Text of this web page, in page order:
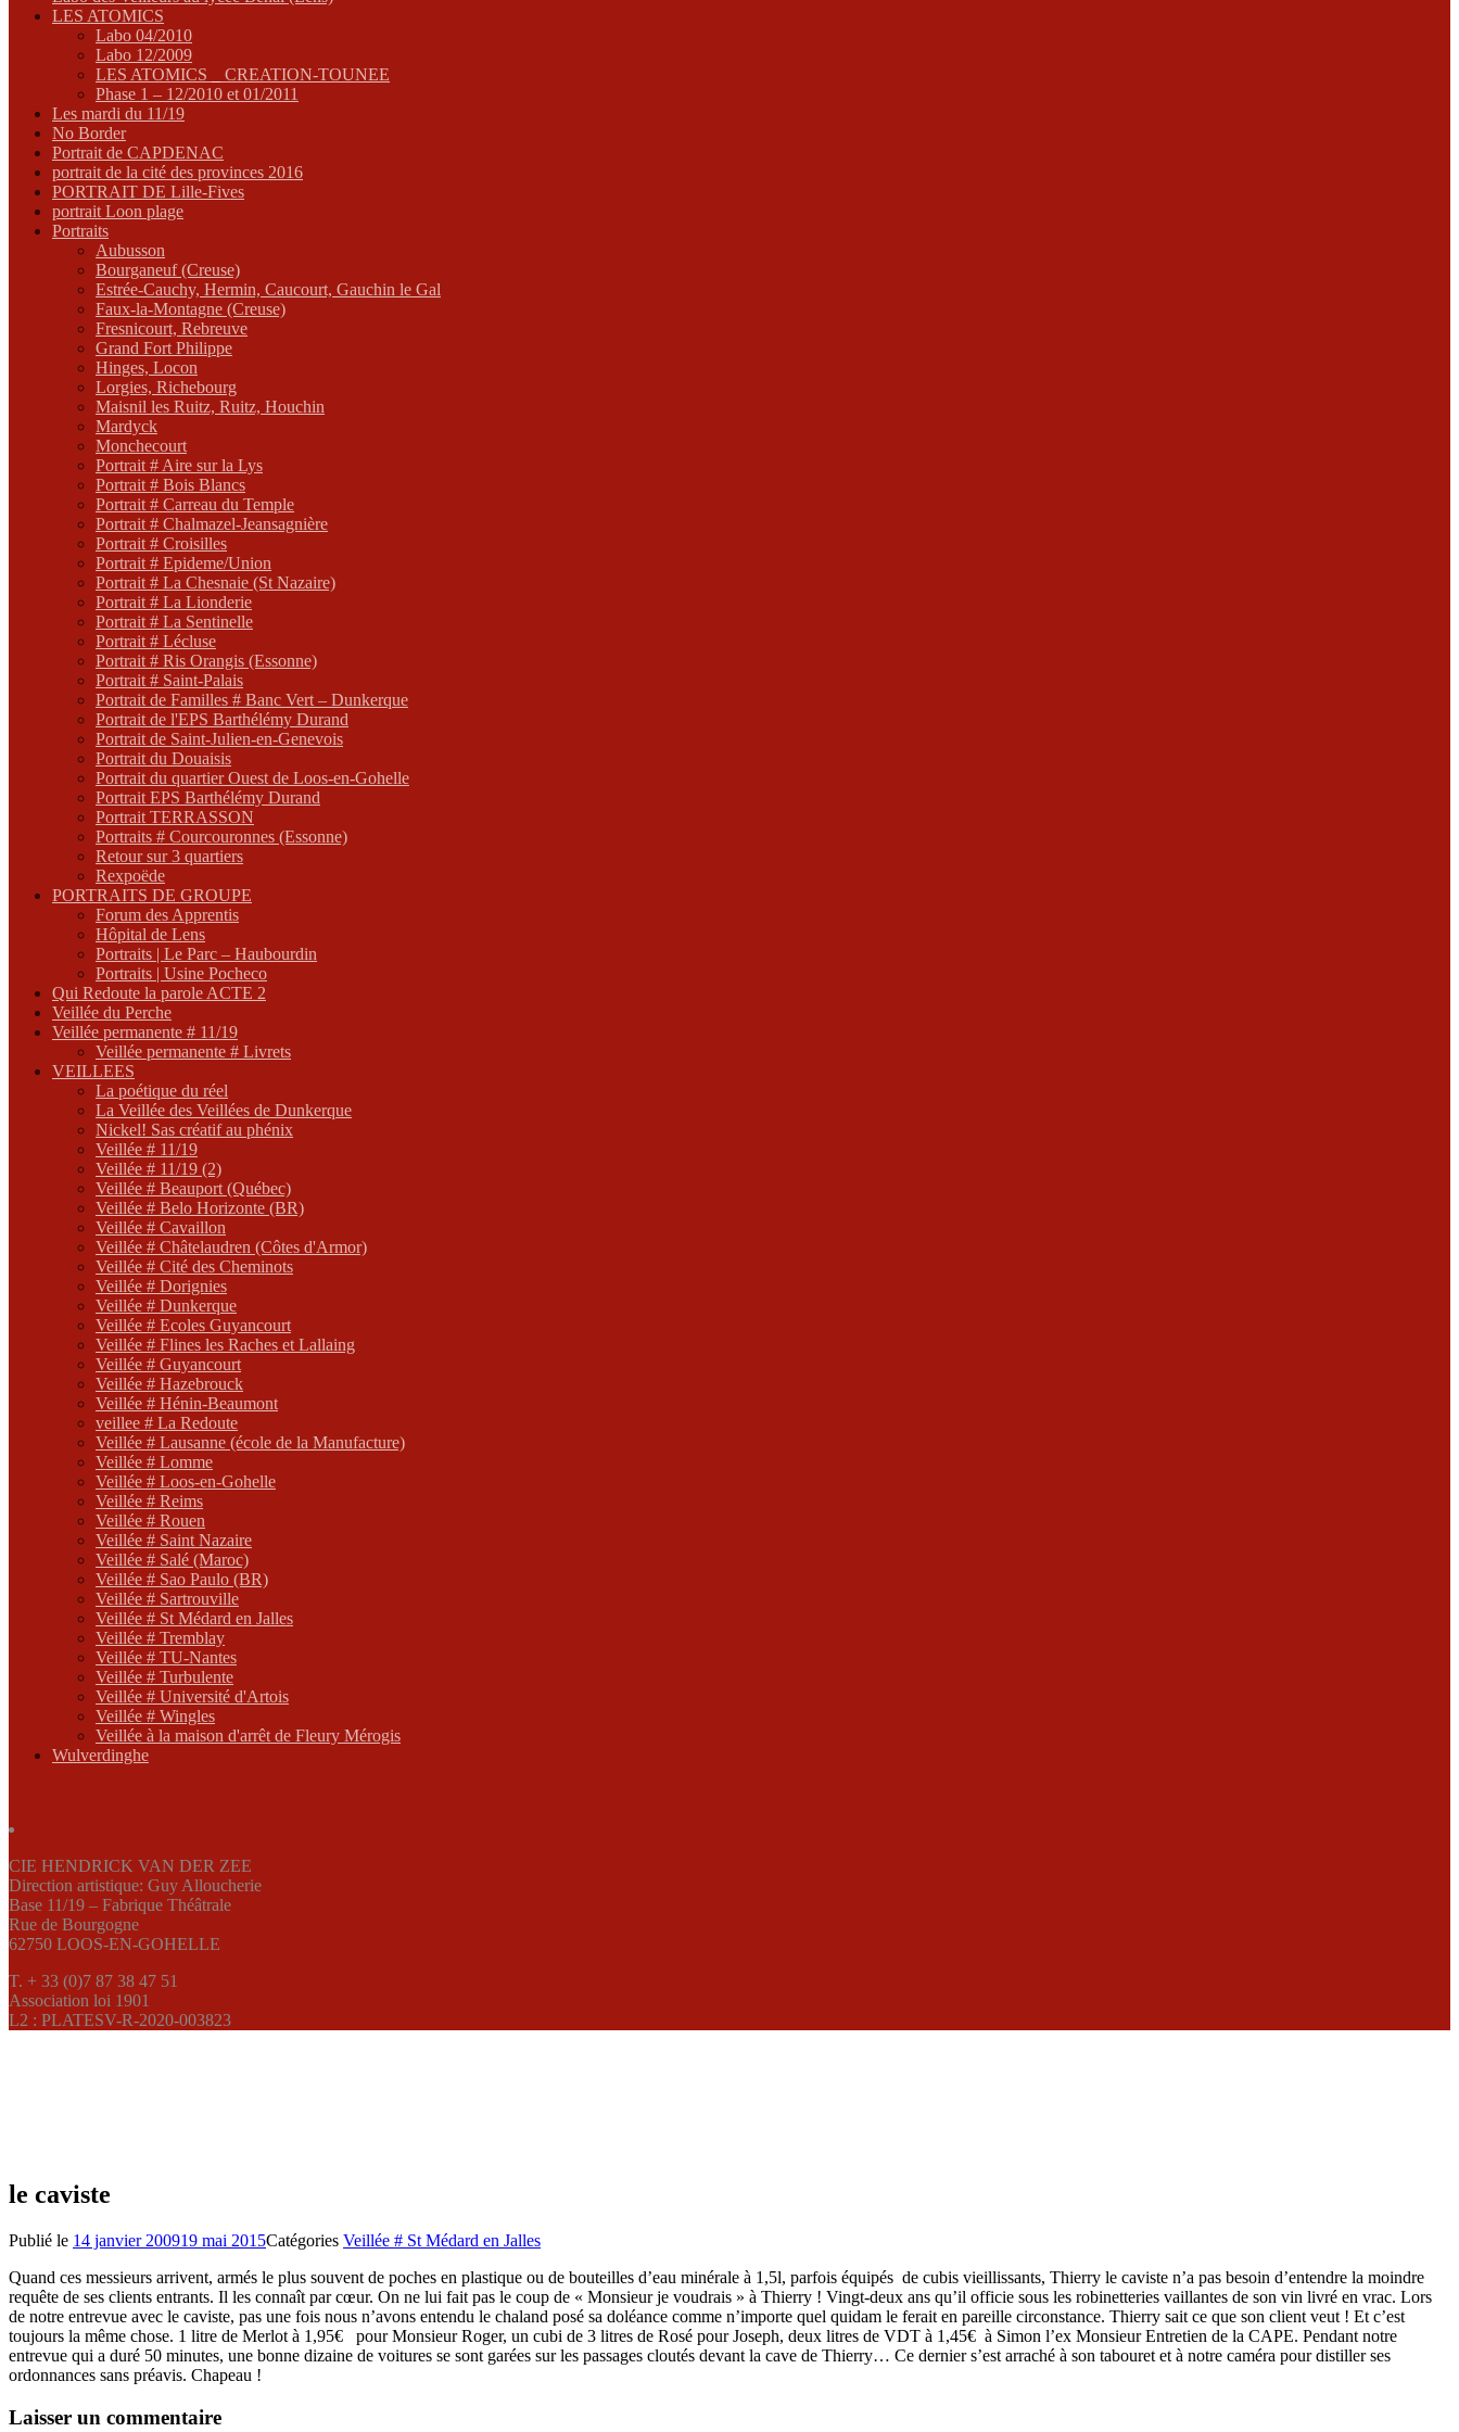
LES ATOMICS
Labo 04/2010
Labo 12/2009
LES ATOMICS _ CREATION-TOUNEE
Phase 1 – 12/2010 et 01/2011
Les mardi du 11/19
No Border
Portrait de CAPDENAC
portrait de la cité des provinces 2016
PORTRAIT DE Lille-Fives
portrait Loon plage
Portraits
Aubusson
Bourganeuf (Creuse)
Estrée-Cauchy, Hermin, Caucourt, Gauchin le Gal
Faux-la-Montagne (Creuse)
Fresnicourt, Rebreuve
Grand Fort Philippe
Hinges, Locon
Lorgies, Richebourg
Maisnil les Ruitz, Ruitz, Houchin
Mardyck
Monchecourt
Portrait # Aire sur la Lys
Portrait # Bois Blancs
Portrait # Carreau du Temple
Portrait # Chalmazel-Jeansagnière
Portrait # Croisilles
Portrait # Epideme/Union
Portrait # La Chesnaie (St Nazaire)
Portrait # La Lionderie
Portrait # La Sentinelle
Portrait # Lécluse
Portrait # Ris Orangis (Essonne)
Portrait # Saint-Palais
Portrait de Familles # Banc Vert – Dunkerque
Portrait de l'EPS Barthélémy Durand
Portrait de Saint-Julien-en-Genevois
Portrait du Douaisis
Portrait du quartier Ouest de Loos-en-Gohelle
Portrait EPS Barthélémy Durand
Portrait TERRASSON
Portraits # Courcouronnes (Essonne)
Retour sur 3 quartiers
Rexpoëde
PORTRAITS DE GROUPE
Forum des Apprentis
Hôpital de Lens
Portraits | Le Parc – Haubourdin
Portraits | Usine Pocheco
Qui Redoute la parole ACTE 2
Veillée du Perche
Veillée permanente # 11/19
Veillée permanente # Livrets
VEILLEES
La poétique du réel
La Veillée des Veillées de Dunkerque
Nickel! Sas créatif au phénix
Veillée # 11/19
Veillée # 11/19 (2)
Veillée # Beauport (Québec)
Veillée # Belo Horizonte (BR)
Veillée # Cavaillon
Veillée # Châtelaudren (Côtes d'Armor)
Veillée # Cité des Cheminots
Veillée # Dorignies
Veillée # Dunkerque
Veillée # Ecoles Guyancourt
Veillée # Flines les Raches et Lallaing
Veillée # Guyancourt
Veillée # Hazebrouck
Veillée # Hénin-Beaumont
veillee # La Redoute
Veillée # Lausanne (école de la Manufacture)
Veillée # Lomme
Veillée # Loos-en-Gohelle
Veillée # Reims
Veillée # Rouen
Veillée # Saint Nazaire
Veillée # Salé (Maroc)
Veillée # Sao Paulo (BR)
Veillée # Sartrouville
Veillée # St Médard en Jalles
Veillée # Tremblay
Veillée # TU-Nantes
Veillée # Turbulente
Veillée # Université d'Artois
Veillée # Wingles
Veillée à la maison d'arrêt de Fleury Mérogis
Wulverdinghe
CIE HENDRICK VAN DER ZEE
Direction artistique: Guy Alloucherie
Base 11/19 – Fabrique Théâtrale
Rue de Bourgogne
62750 LOOS-EN-GOHELLE
T. + 33 (0)7 87 38 47 51
Association loi 1901
L2 : PLATESV-R-2020-003823
le caviste
Publié le 14 janvier 200919 mai 2015Catégories Veillée # St Médard en Jalles
Quand ces messieurs arrivent, armés le plus souvent de poches en plastique ou de bouteilles d’eau minérale à 1,5l, parfois équipés de cubis vieillissants, Thierry le caviste n’a pas besoin d’entendre la moindre
requête de ses clients entrants. Il les connaît par cœur. On ne lui fait pas le coup de « Monsieur je voudrais » à Thierry ! Vingt-deux ans qu’il officie sous les robinetteries vaillantes de son vin livré en vrac. Lors
de notre entrevue avec le caviste, pas une fois nous n’avons entendu le chaland posé sa doléance comme n’importe quel quidam le ferait en pareille circonstance. Thierry sait ce que son client veut ! Et c’est
toujours la même chose. 1 litre de Merlot à 1,95€ pour Monsieur Roger, un cubi de 3 litres de Rosé pour Joseph, deux litres de VDT à 1,45€ à Simon l’ex Monsieur Entretien de la CAPE. Pendant notre
entrevue qui a duré 50 minutes, une bonne dizaine de voitures se sont garées sur les passages cloutés devant la cave de Thierry… Ce dernier s’est arraché à son tabouret et à notre caméra pour distiller ses
ordonnances sans préavis. Chapeau !
Laisser un commentaire